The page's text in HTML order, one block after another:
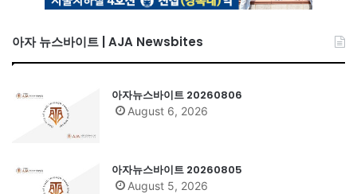
아자 뉴스바이트 | AJA Newsbites
아자뉴스바이트 20260806
August 6, 2026
아자뉴스바이트 20260805
August 5, 2026